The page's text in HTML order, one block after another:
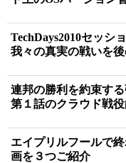
TechDays2010セッシ
我々の真実の戦いを
連邦の勝利を約束す
第１話のクラウド戦
エイプリルフールで
画を３つご紹介